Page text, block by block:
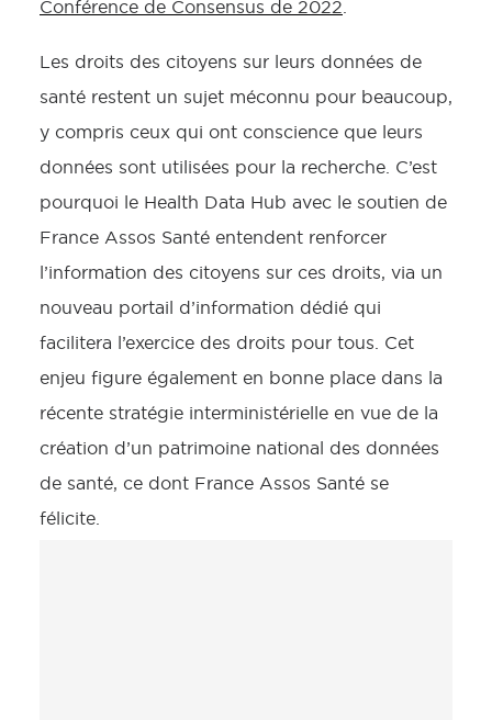
Conférence de Consensus de 2022
Les droits des citoyens sur leurs données de
santé restent un sujet méconnu pour beaucoup,
y compris ceux qui ont conscience que leurs
données sont utilisées pour la recherche. C’est
pourquoi le Health Data Hub avec le soutien de
France Assos Santé entendent renforcer
l’information des citoyens sur ces droits, via un
nouveau portail d’information dédié qui
facilitera l’exercice des droits pour tous. Cet
enjeu figure également en bonne place dans la
récente stratégie interministérielle en vue de la
création d’un patrimoine national des données
de santé, ce dont France Assos Santé se
félicite.